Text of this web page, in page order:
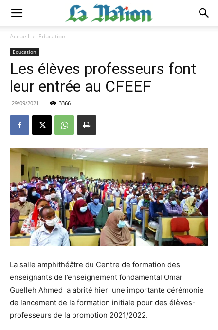
Accueil Education
Education
Les élèves professeurs font
leur entrée au CFEEF
29/09/2021 3366
La salle amphithéâtre du Centre de formation des
enseignants de l’enseignement fondamental Omar
Guelleh Ahmed a abrité hier une importante cérémonie
de lancement de la formation initiale pour des élèves-
professeurs de la promotion 2021/2022.